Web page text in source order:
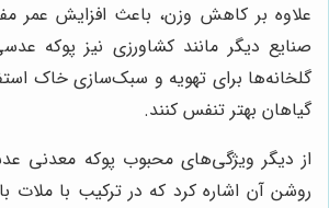
علاوه بر کاهش وزن، باعث افزایش عمر
صنایع دیگر مانند کشاورزی نیز پوکه
گلخانه‌ها برای تهویه و سبک‌سازی خاک
گیاهان بهتر تنفس کنند.
از دیگر ویژگی‌های محبوب پوکه معدنی
روشن آن اشاره کرد که در ترکیب با ملات